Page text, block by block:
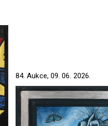
84. Aukce, 09. 06. 2026.